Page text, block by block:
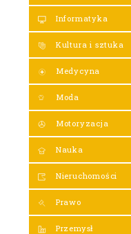
Informatyka
Kultura i sztuka
Medycyna
Moda
Motoryzacja
Nauka
Nieruchomości
Prawo
Przemysł